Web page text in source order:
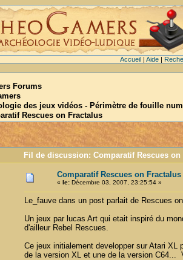
Accueil| Aide|
Forums
des jeux vidéos - Périmètre de fouille
Rescues on Fractalus
Fil de discussion: Comparatif Rescues
Comparatif Rescues on Fractalus
« le:Décembre 03, 2007, 23:25:54 »
Le_fauve dans un post parlait de Rescues
Un jeux par lucas Art qui etait inspiré du
d'ailleur Rebel Rescues.
Ce jeux initialement developper sur Atari
de la version XL et une de la version C64...